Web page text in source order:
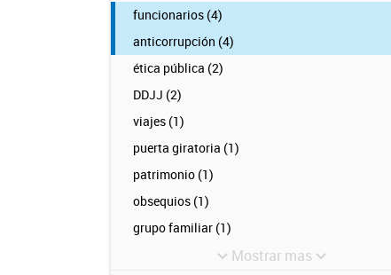
funcionarios (4)
anticorrupción (4)
ética pública (2)
DDJJ (2)
viajes (1)
puerta giratoria (1)
patrimonio (1)
obsequios (1)
grupo familiar (1)
Mostrar mas